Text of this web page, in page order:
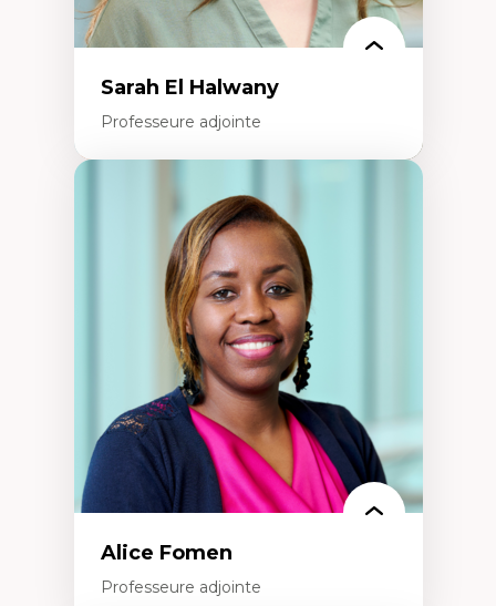
Sarah El Halwany
Professeure adjointe
Les apports pédagogiques des théories de
l'affect, du posthumanisme, du féminisme
dans l'éducation aux sciences
L'apprentissage des sciences/STIM dans une
perspective socioécologique de care
L’insertion professionnelle des
enseignant.e.s
Alice Fomen
Professeure adjointe